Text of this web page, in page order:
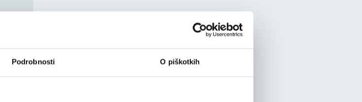
Podrobnosti O piškotkih